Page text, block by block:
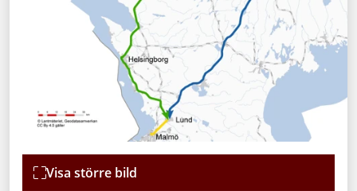
Visa större bild